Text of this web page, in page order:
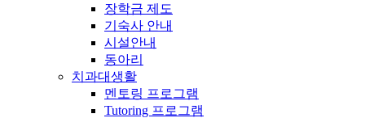
장학금 제도
기숙사 안내
시설안내
동아리
치과대생활
멘토링 프로그램
Tutoring 프로그램